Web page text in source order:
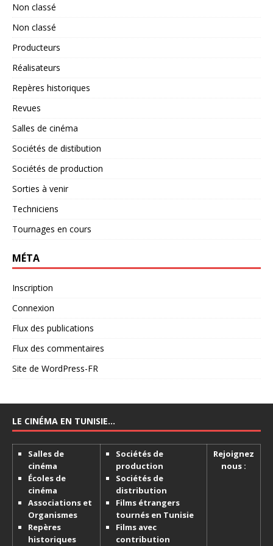
Non classé
Non classé
Producteurs
Réalisateurs
Repères historiques
Revues
Salles de cinéma
Sociétés de distibution
Sociétés de production
Sorties à venir
Techniciens
Tournages en cours
MÉTA
Inscription
Connexion
Flux des publications
Flux des commentaires
Site de WordPress-FR
LE CINÉMA EN TUNISIE…
Salles de
cinéma
Écoles de
cinéma
Associations et
Organismes
Repères
historiques
Sociétés de
production
Sociétés de
distribution
Films étrangers
tournés en Tunisie
Films avec
contribution
Rejoignez
nous :